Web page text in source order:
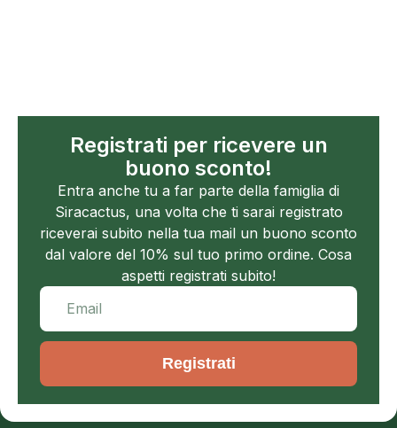
Registrati per ricevere un
buono sconto!
Entra anche tu a far parte della famiglia di
Siracactus, una volta che ti sarai registrato
riceverai subito nella tua mail un buono sconto
dal valore del 10% sul tuo primo ordine. Cosa
aspetti registrati subito!
Registrati